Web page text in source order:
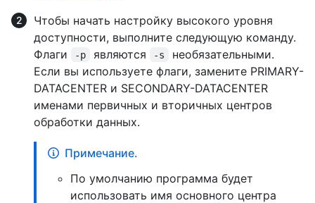
Чтобы начать настройку высокого уровня
доступности, выполните следующую команду.
Флаги
-p являются -s
необязательными.
Если вы используете флаги, замените PRIMARY-
DATACENTER и SECONDARY-DATACENTER
именами первичных и вторичных центров
обработки данных.
Примечание.
По умолчанию программа будет
использовать имя основного центра